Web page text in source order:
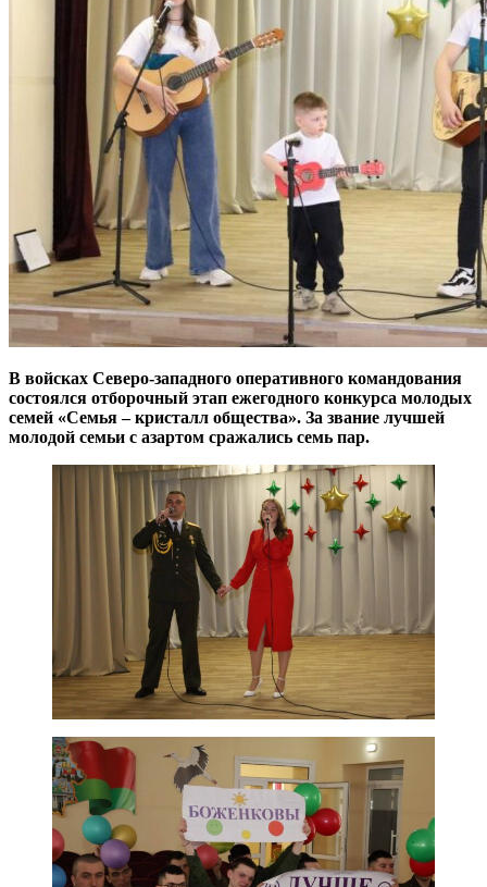
В войсках Северо-западного оперативного командования
состоялся отборочный этап ежегодного конкурса молодых
семей «Семья – кристалл общества». За звание лучшей
молодой семьи с азартом сражались семь пар.